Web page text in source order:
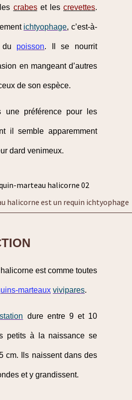
crabeset les crevettes.
ichtyophage, c’est-à-
du poisson. Il se nourrit
en mangeant d’autres
de son espèce.
une préférence pour les
il semble apparemment
dard venimeux.
halicorne est un requin ichtyophage
est comme toutes
marteaux vivipares.
dure entre 9 et 10
petits à la naissance se
cm. Ils naissent dans des
et y grandissent.